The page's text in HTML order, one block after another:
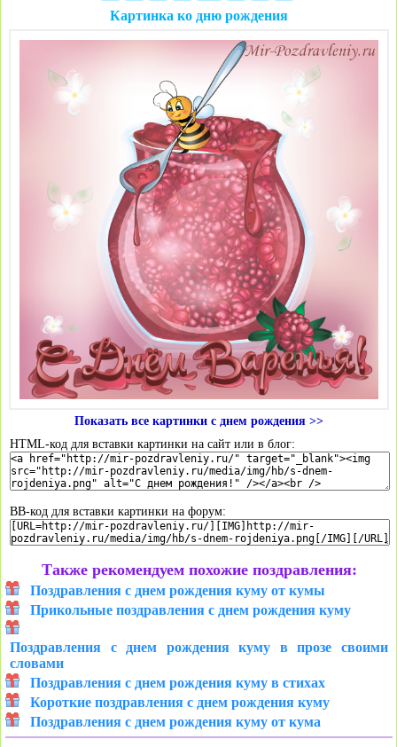
Картинка ко дню рождения
Показать все картинки с днем рождения >>
HTML-код для вставки картинки на сайт или в блог:
BB-код для вставки картинки на форум:
Также рекомендуем похожие поздравления:
Поздравления с днем рождения куму от кумы
Прикольные поздравления с днем рождения куму
Поздравления с днем рождения куму в прозе своими
словами
Поздравления с днем рождения куму в стихах
Короткие поздравления с днем рождения куму
Поздравления с днем рождения куму от кума